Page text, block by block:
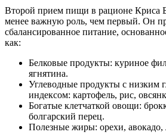
Второй прием пищи в рационе Криса
менее важную роль, чем первый. Он
сбалансированное питание,
как:
Белковые продукты: куриное
ягнятина.
Углеводные продукты с низким
индексом: картофель, рис,
Богатые клетчаткой овощи:
болгарский перец.
Полезные жиры: орехи, авокадо,